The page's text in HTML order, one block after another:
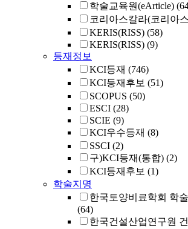
학술교육원(eArticle)
코리아스칼라(코리아
KERIS(RISS) (58)
KERIS(RISS) (9)
등재정보
KCI등재 (746)
KCI등재후보 (51)
SCOPUS (50)
ESCI (28)
SCIE (9)
KCI우수등재 (8)
SSCI (2)
구)KCI등재(통합) (2)
KCI등재후보 (1)
학술지명
한국토양비료학회 학
(64)
한국건설산업연구원